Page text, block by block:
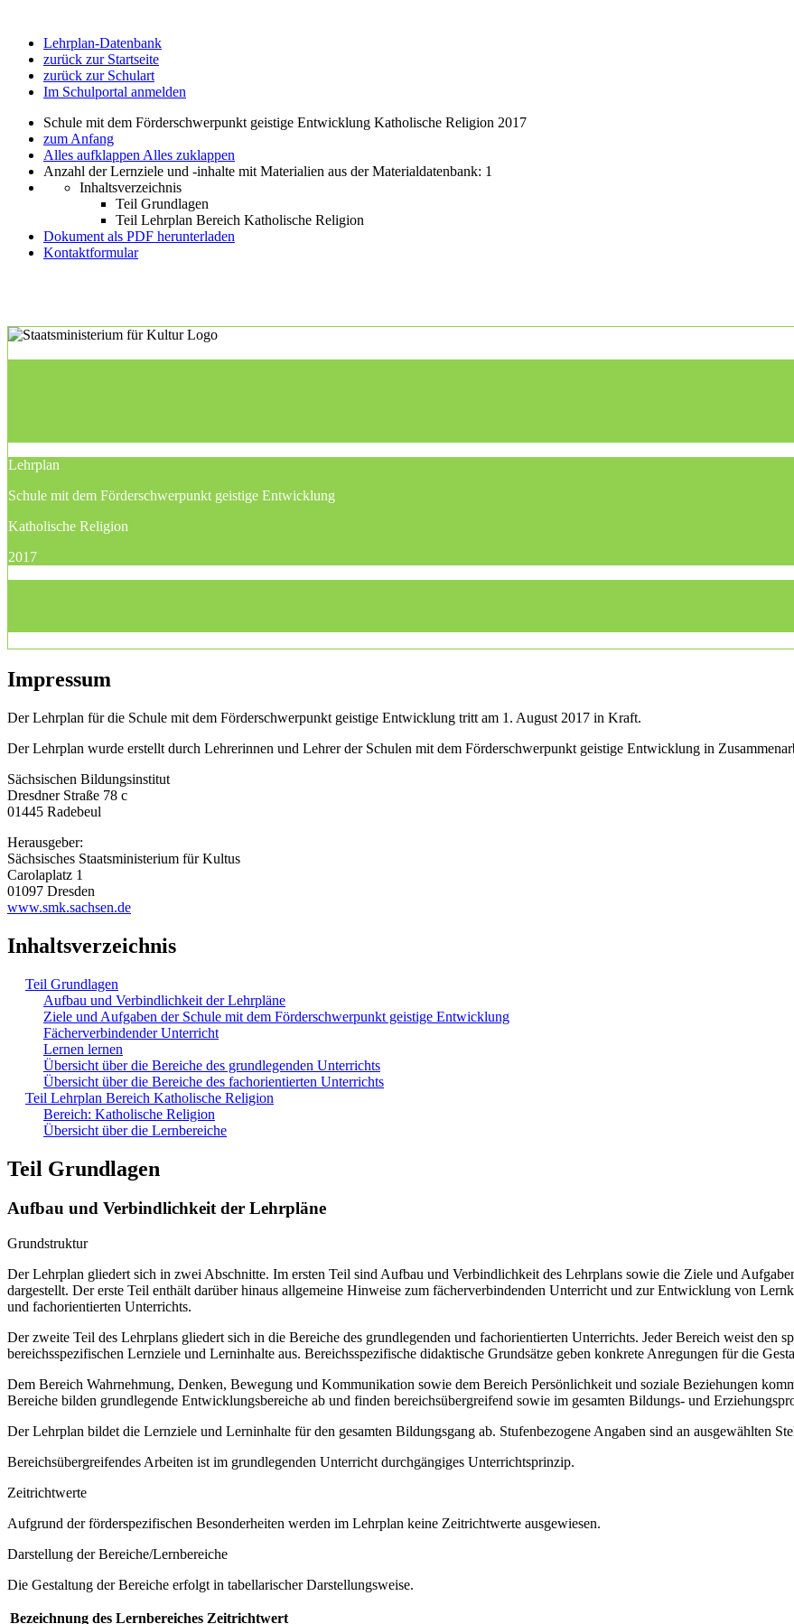
Lehrplan-Datenbank
zurück zur Startseite
zurück zur Schulart
Im Schulportal anmelden
Schule mit dem Förderschwerpunkt geistige Entwicklung Katholische Religion 2017
zum Anfang
Alles aufklappen Alles zuklappen
Anzahl der Lernziele und -inhalte mit Materialien aus der Materialdatenbank: 1
Inhaltsverzeichnis
Teil Grundlagen
Teil Lehrplan Bereich Katholische Religion
Dokument als PDF herunterladen
Kontaktformular
Lehrplan
Schule mit dem Förderschwerpunkt geistige Entwicklung
Katholische Religion
2017
Impressum
Der Lehrplan für die Schule mit dem Förderschwerpunkt geistige Entwicklung tritt am 1. August 2017 in Kraft.
Der Lehrplan wurde erstellt durch Lehrerinnen und Lehrer der Schulen mit dem Förderschwerpunkt geistige Entwicklung in
Sächsischen Bildungsinstitut
Dresdner Straße 78 c
01445 Radebeul
Herausgeber:
Sächsisches Staatsministerium für Kultus
Carolaplatz 1
01097 Dresden
www.smk.sachsen.de
Inhaltsverzeichnis
Teil Grundlagen
Aufbau und Verbindlichkeit der Lehrpläne
Ziele und Aufgaben der Schule mit dem Förderschwerpunkt geistige Entwicklung
Fächerverbindender Unterricht
Lernen lernen
Übersicht über die Bereiche des grundlegenden Unterrichts
Übersicht über die Bereiche des fachorientierten Unterrichts
Teil Lehrplan Bereich Katholische Religion
Bereich: Katholische Religion
Übersicht über die Lernbereiche
Teil Grundlagen
Aufbau und Verbindlichkeit der Lehrpläne
Grundstruktur
Der Lehrplan gliedert sich in zwei Abschnitte. Im ersten Teil sind Aufbau und Verbindlichkeit des Lehrplans sowie die Ziele und
dargestellt. Der erste Teil enthält darüber hinaus allgemeine Hinweise zum fächerverbindenden Unterricht und zur Entwicklung von
und fachorientierten Unterrichts.
Der zweite Teil des Lehrplans gliedert sich in die Bereiche des grundlegenden und fachorientierten Unterrichts. Jeder Bereich weist den
bereichsspezifischen Lernziele und Lerninhalte aus. Bereichsspezifische didaktische Grundsätze geben konkrete Anregungen für die
Dem Bereich Wahrnehmung, Denken, Bewegung und Kommunikation sowie dem Bereich Persönlichkeit und soziale Beziehungen
Bereiche bilden grundlegende Entwicklungsbereiche ab und finden bereichsübergreifend sowie im gesamten Bildungs- und
Der Lehrplan bildet die Lernziele und Lerninhalte für den gesamten Bildungsgang ab. Stufenbezogene Angaben sind an ausgewählten
Bereichsübergreifendes Arbeiten ist im grundlegenden Unterricht durchgängiges Unterrichtsprinzip.
Zeitrichtwerte
Aufgrund der förderspezifischen Besonderheiten werden im Lehrplan keine Zeitrichtwerte ausgewiesen.
Darstellung der Bereiche/Lernbereiche
Die Gestaltung der Bereiche erfolgt in tabellarischer Darstellungsweise.
Bezeichnung des Lernbereiches Zeitrichtwert